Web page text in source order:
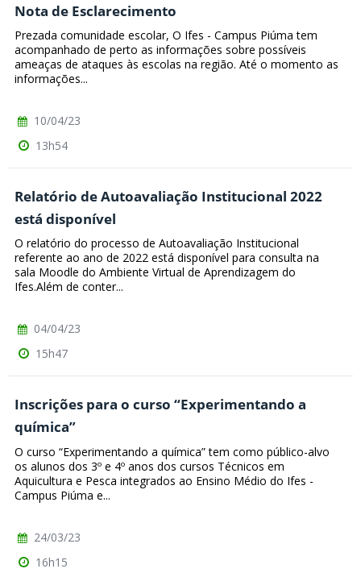
Nota de Esclarecimento
Prezada comunidade escolar, O Ifes - Campus Piúma tem
acompanhado de perto as informações sobre possíveis
ameaças de ataques às escolas na região. Até o momento as
informações...
10/04/23
13h54
Relatório de Autoavaliação Institucional 2022
está disponível
O relatório do processo de Autoavaliação Institucional
referente ao ano de 2022 está disponível para consulta na
sala Moodle do Ambiente Virtual de Aprendizagem do
Ifes.Além de conter...
04/04/23
15h47
Inscrições para o curso “Experimentando a
química”
O curso “Experimentando a química” tem como público-alvo
os alunos dos 3º e 4º anos dos cursos Técnicos em
Aquicultura e Pesca integrados ao Ensino Médio do Ifes -
Campus Piúma e...
24/03/23
16h15